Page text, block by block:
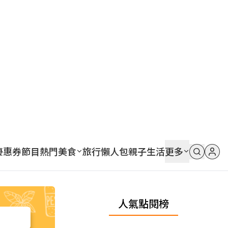
惠券節目熱門美食 旅行懶人包親子生活更多
人氣點閱榜